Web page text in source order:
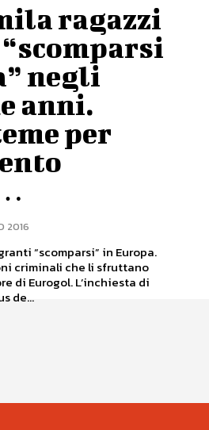
ragazzi
negli
anni.
per
2016
“scomparsi” in Europa.
criminali che li sfruttano
di Eurogol. L’inchiesta di
Plus de...